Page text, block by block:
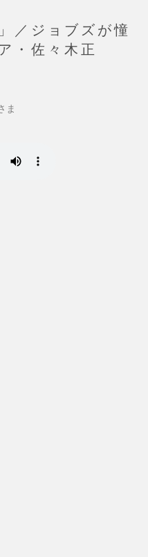
／ジョブズが憧
・佐々木正
ま